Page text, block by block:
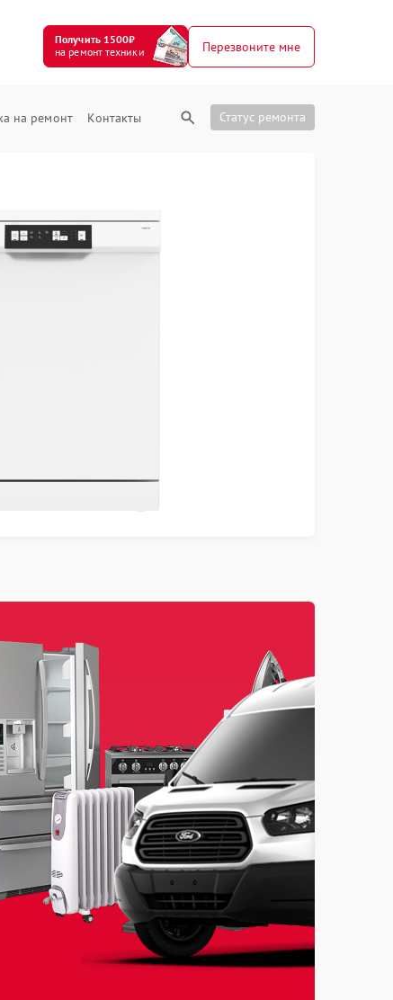
Получить 1500₽
на ремонт техники
Перезвоните мне
на ремонт Контакты Статус ремонта